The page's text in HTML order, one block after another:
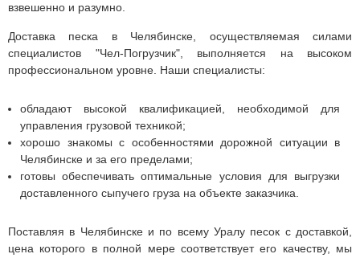
взвешенно и разумно.
Доставка песка в Челябинске, осуществляемая силами
специалистов "Чел-Погрузчик", выполняется на высоком
профессиональном уровне. Наши специалисты:
обладают высокой квалификацией, необходимой для
управления грузовой техникой;
хорошо знакомы с особенностями дорожной ситуации в
Челябинске и за его пределами;
готовы обеспечивать оптимальные условия для выгрузки
доставленного сыпучего груза на объекте заказчика.
Поставляя в Челябинске и по всему Уралу песок с доставкой,
цена которого в полной мере соответствует его качеству, мы